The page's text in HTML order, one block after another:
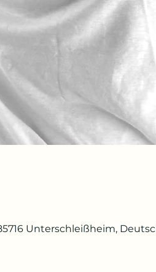
Unterschleißheim,